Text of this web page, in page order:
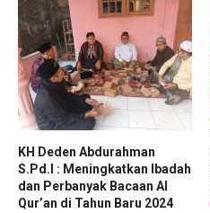
KH Deden Abdurahman
S.Pd.I : Meningkatkan Ibadah
dan Perbanyak Bacaan Al
Qur’an di Tahun Baru 2024